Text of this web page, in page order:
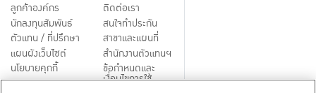
ลูกค้าองค์กร
นักลงทุนสัมพันธ์
ตัวแทน / ที่ปรึกษา
แผนผังเว็บไซต์
นโยบายคุกกี้
Third-Party Notices
ติดต่อเรา
สนใจทำประกัน
สาขาและแผนที่
สำนักงานตัวแทนฯ
ข้อกำหนดและ
เงื่อนไขการใช้